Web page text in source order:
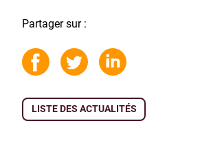
Partager sur :
LISTE DES ACTUALITÉS